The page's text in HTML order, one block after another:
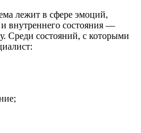
лежит в сфере эмоций,
внутреннего состояния —
Среди состояний, с которыми